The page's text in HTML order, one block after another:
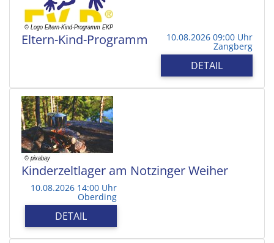
Eltern-Kind-Programm 10.08.2026 09:00 Uhr
Zangberg
DETAIL
Kinderzeltlager am Notzinger Weiher
10.08.2026 14:00 Uhr
Oberding
DETAIL